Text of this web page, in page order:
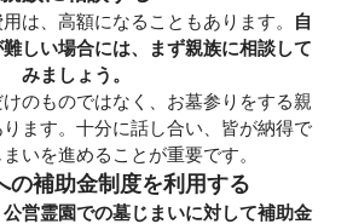
は、高額になることもあります。
自
しい場合には、まず親族に相談して
みましょう。
のものではなく、お墓参りをする親
ます。十分に話し合い、皆が納得で
いを進めることが重要です。
の補助金制度を利用する
営霊園での墓じまいに対して補助金